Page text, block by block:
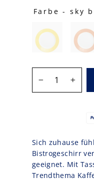
Farbe - sky
Sich zuhause
Bistrogeschirr
geeignet. Mit
Trendthema